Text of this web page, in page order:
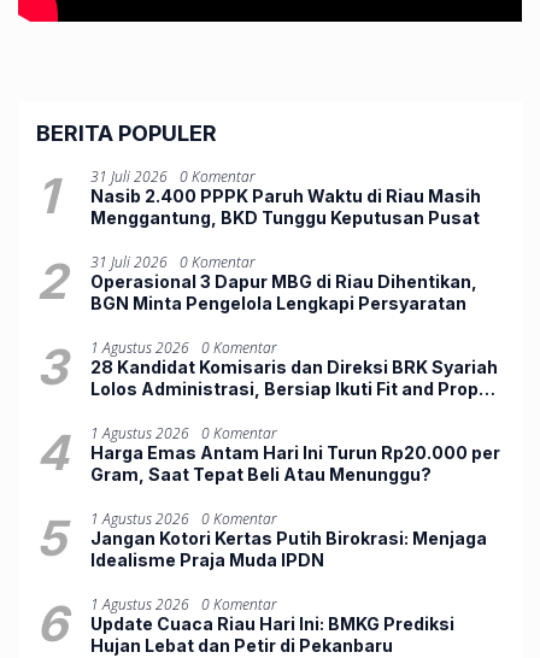
BERITA POPULER
1 31 Juli 2026 0 Komentar
Nasib 2.400 PPPK Paruh Waktu di Riau Masih
Menggantung, BKD Tunggu Keputusan Pusat
2 31 Juli 2026 0 Komentar
Operasional 3 Dapur MBG di Riau Dihentikan,
BGN Minta Pengelola Lengkapi Persyaratan
3 1 Agustus 2026 0 Komentar
28 Kandidat Komisaris dan Direksi BRK Syariah
Lolos Administrasi, Bersiap Ikuti Fit and Proper
4 1 Agustus 2026 0 Komentar
Harga Emas Antam Hari Ini Turun Rp20.000 per
Gram, Saat Tepat Beli Atau Menunggu?
5 1 Agustus 2026 0 Komentar
Jangan Kotori Kertas Putih Birokrasi: Menjaga
Idealisme Praja Muda IPDN
6 1 Agustus 2026 0 Komentar
Update Cuaca Riau Hari Ini: BMKG Prediksi
Hujan Lebat dan Petir di Pekanbaru